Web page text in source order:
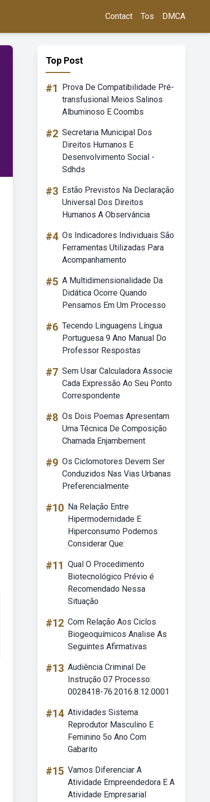
Contact Tos DMCA
Top Post
#1
Prova De Compatibilidade Pré-
transfusional Meios Salinos
Albuminoso E Coombs
#2 Secretaria Municipal Dos
Direitos Humanos E
Desenvolvimento Social -
Sdhds
#3 Estão Previstos Na Declaração
Universal Dos Direitos
Humanos A Observância
#4 Os Indicadores Individuais São
Ferramentas Utilizadas Para
Acompanhamento
#5 A Multidimensionalidade Da
Didática Ocorre Quando
Pensamos Em Um Processo
#6 Tecendo Linguagens Língua
Portuguesa 9 Ano Manual Do
Professor Respostas
#7 Sem Usar Calculadora Associe
Cada Expressão Ao Seu Ponto
Correspondente
#8 Os Dois Poemas Apresentam
Uma Técnica De Composição
Chamada Enjambement
#9 Os Ciclomotores Devem Ser
Conduzidos Nas Vias Urbanas
Preferencialmente
#10 Na Relação Entre
Hipermodernidade E
Hiperconsumo Podemos
Considerar Que:
#11 Qual O Procedimento
Biotecnológico Prévio é
Recomendado Nessa
Situação
#12 Com Relação Aos Ciclos
Biogeoquímicos Analise As
Seguintes Afirmativas
#13 Audiência Criminal De
Instrução 07 Processo:
0028418-76.2016.8.12.0001
#14 Atividades Sistema
Reprodutor Masculino E
Feminino 5o Ano Com
Gabarito
#15 Vamos Diferenciar A
Atividade Empreendedora E A
Atividade Empresarial